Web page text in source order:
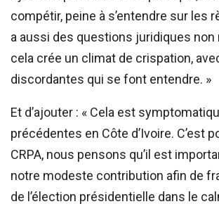
compétir, peine à s’entendre sur les
a aussi des questions juridiques non
cela crée un climat de crispation,
discordantes qui se font entendre. »
Et d’ajouter : « Cela est
précédentes en Côte d’Ivoire. C’est
CRPA, nous pensons qu’il est
notre modeste contribution afin de
de l’élection présidentielle dans le